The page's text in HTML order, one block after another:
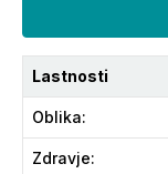
Lastnosti
Oblika:
Zdravje: